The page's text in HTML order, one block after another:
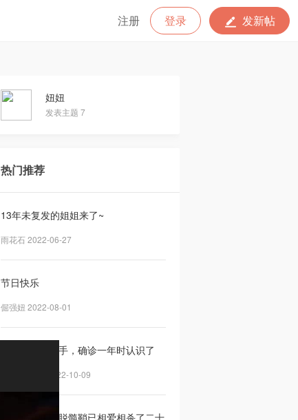
发新帖
注册 登录
妞妞
发表主题 7
热门推荐
13年未复发的姐姐来了~
雨花石 2022-06-27
节日快乐
倔强妞 2022-08-01
确诊的时候分手，确诊一年时认识了
jonyshen95 2022-10-09
七夕特辑｜与脱髓鞘已相爱相杀了二十